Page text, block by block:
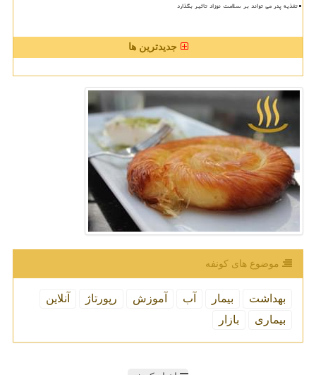
تغذیه پدر می تواند بر سلامت نوزاد تاثیر بگذارد
جدیدترین ها
موضوع های كونفه
بهداشت بیمار آب آموزش رپورتاژ
آنلاین
بیماری
بازار